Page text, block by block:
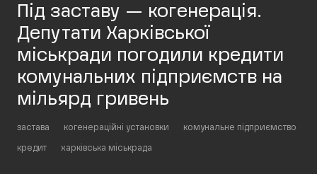
Під заставу — когенерація.
Депутати Харківської
міськради погодили кредити
комунальних підприємств на
мільярд гривень
застава когенераційні установки комунальне підприємство
кредит харківська міськрада